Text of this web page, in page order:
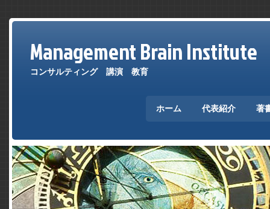
Management Brain Institute
コンサルティング 講演 教育
ホーム 代表紹介 著